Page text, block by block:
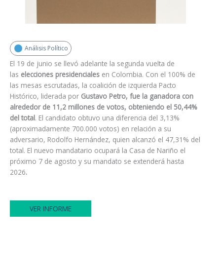
Análisis Político
El 19 de junio se llevó adelante la segunda vuelta de
las elecciones presidenciales en Colombia. Con el 100% de
las mesas escrutadas, la coalición de izquierda Pacto
Histórico, liderada por Gustavo Petro, fue la ganadora con
alrededor de 11,2 millones de votos, obteniendo el 50,44%
del total. El candidato obtuvo una diferencia del 3,13%
(aproximadamente 700.000 votos) en relación a su
adversario, Rodolfo Hernández, quien alcanzó el 47,31% del
total. El nuevo mandatario ocupará la Casa de Nariño el
próximo 7 de agosto y su mandato se extenderá hasta
2026.
VER INFORME